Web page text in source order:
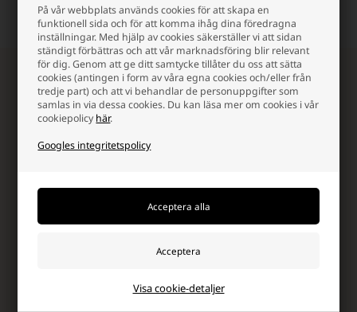
På vår webbplats används cookies för att skapa en
funktionell sida och för att komma ihåg dina föredragna
inställningar. Med hjälp av cookies säkerställer vi att sidan
ständigt förbättras och att vår marknadsföring blir relevant
för dig. Genom att ge ditt samtycke tillåter du oss att sätta
cookies (antingen i form av våra egna cookies och/eller från
tredje part) och att vi behandlar de personuppgifter som
samlas in via dessa cookies. Du kan läsa mer om cookies i vår
cookiepolicy här.
Googles integritetspolicy
Visa cookie-detaljer
det märks!
Nyhetsbrev Håll dig uppdaterad
Få exklusiva nyheter, unika rabattkoder, inspiration och
de vildaste erbjudandena från oss!
Ja tack, jag vill gärna få nyhetsbrev och skräddarsydd